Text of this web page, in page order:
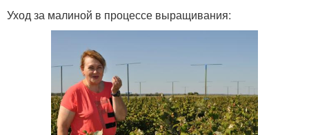
Уход за малиной в процессе выращивания: